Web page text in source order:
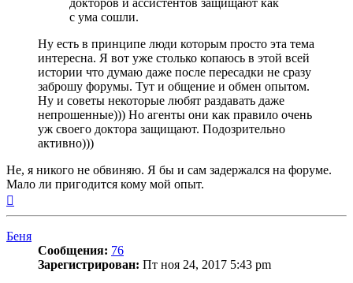
докторов и ассистентов защищают как
с ума сошли.
Ну есть в принципе люди которым просто эта тема
интересна. Я вот уже столько копаюсь в этой всей
истории что думаю даже после пересадки не сразу
заброшу форумы. Тут и общение и обмен опытом.
Ну и советы некоторые любят раздавать даже
непрошенные))) Но агенты они как правило очень
уж своего доктора защищают. Подозрительно
активно)))
Не, я никого не обвиняю. Я бы и сам задержался на форуме.
Мало ли пригодится кому мой опыт.
Беня
Сообщения: 76
Зарегистрирован: Пт ноя 24, 2017 5:43 pm